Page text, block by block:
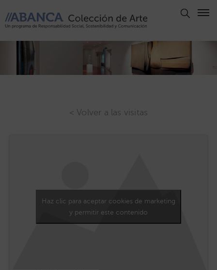
< Volver a las visitas
Haz clic para aceptar cookies de marketing
y permitir este contenido
Aviso
Derechos